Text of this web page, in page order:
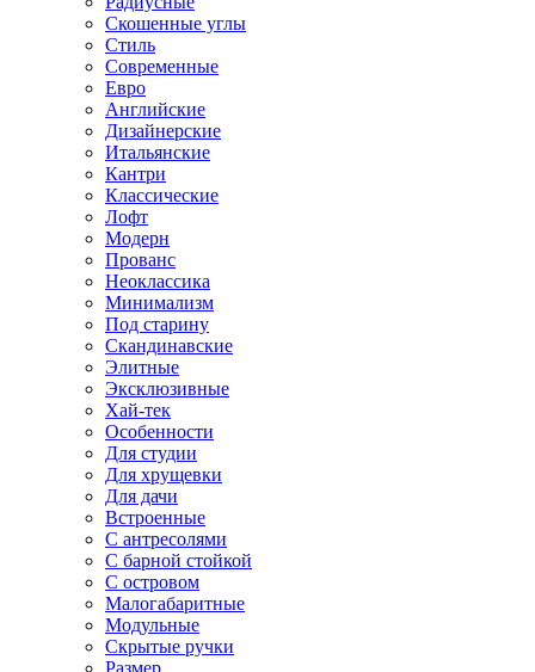
Скошенные углы
Стиль
Современные
Евро
Английские
Дизайнерские
Итальянские
Кантри
Классические
Лофт
Модерн
Прованс
Неоклассика
Минимализм
Под старину
Скандинавские
Элитные
Эксклюзивные
Хай-тек
Особенности
Для студии
Для хрущевки
Для дачи
Встроенные
С антресолями
С барной стойкой
С островом
Малогабаритные
Модульные
Скрытые ручки
Размер